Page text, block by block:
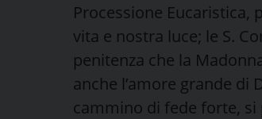
Processione Eucaristica,
vita e nostra luce; le S.
penitenza che la
anche l’amore grande di
cammino di fede forte, si